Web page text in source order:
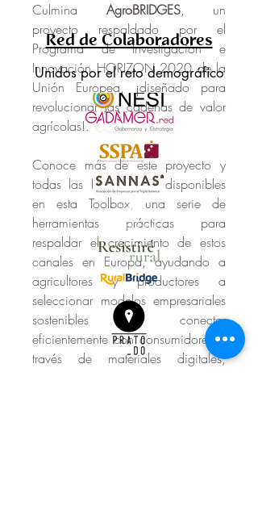
Culmina AgroBRIDGES, un
proyecto respaldado por el
Programa de Investigación e
Innovación HORIZON 2020 de la
Unión Europea, ¡diseñado para
revolucionar las cadenas de valor
agrícolas!.
Conoce más de este proyecto y
todas las herramientas disponibles
en esta Toolbox, una serie de
herramientas prácticas para
respaldar el crecimiento de estos
canales en Europa, ayudando a
agricultores y productores a
seleccionar modelos empresariales
sostenibles y conectar
eficientemente con consumidores a
través de materiales digitales,
Red de Colaboradores
Unidos por el reto demográfico